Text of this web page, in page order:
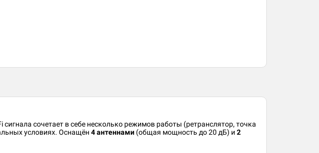
сочетает в себе несколько режимов работы (ретранслятор, точка
условиях. Оснащён 4 антеннами (общая мощность до 20 дБ) и 2